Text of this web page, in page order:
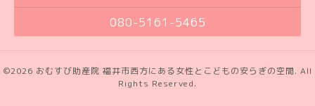
080-5161-5465
©2026 おむすび助産院 福井市西方にある女性とこどもの安らぎの空間. All
Rights Reserved.